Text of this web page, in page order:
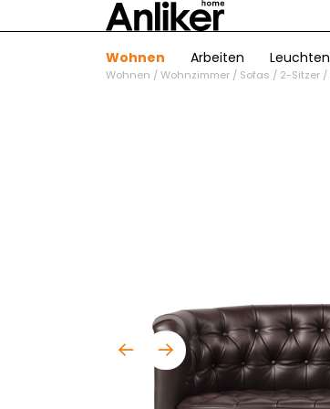
Wohnen Arbeiten Leuchten
Wohnen /Wohnzimmer / Sofas / 2-Sitzer /